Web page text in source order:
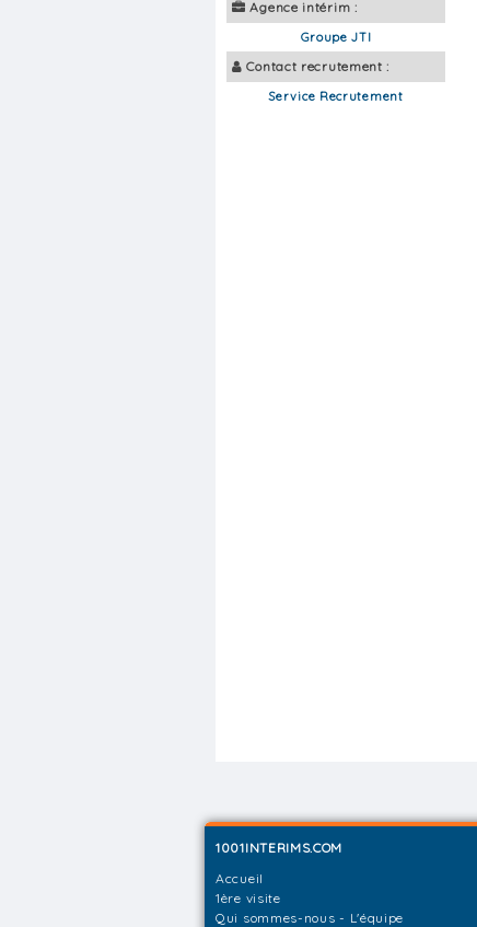
Agence intérim :
Groupe JTI
Contact recrutement :
Service Recrutement
1001INTERIMS.COM
Accueil
1ère visite
Qui sommes-nous - L'équipe